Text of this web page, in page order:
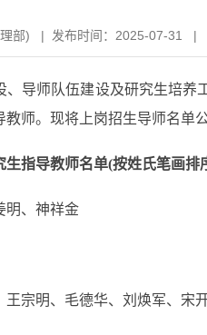
部) | 发布时间：2025-07-31 |
师队伍建设及研究生培养工
师。现将上岗招生导师名单
生指导教师名单(按姓氏笔画排
、神祥金
宗明、毛德华、刘焕军、宋